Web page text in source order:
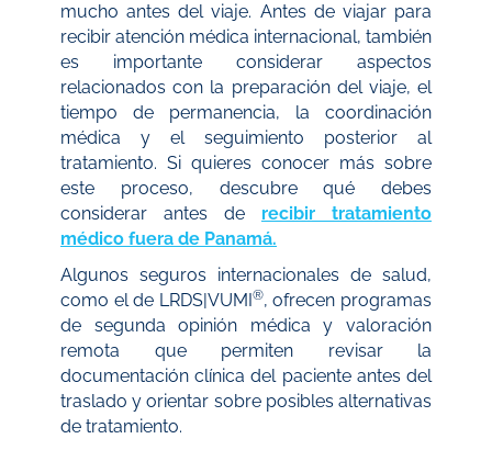
mucho antes del viaje. Antes de viajar para
recibir atención médica internacional, también
es importante considerar aspectos
relacionados con la preparación del viaje, el
tiempo de permanencia, la coordinación
médica y el seguimiento posterior al
tratamiento. Si quieres conocer más sobre
este proceso, descubre qué debes
considerar antes de recibir tratamiento
médico fuera de Panamá.
Algunos seguros internacionales de salud,
como el de LRDS|VUMI®, ofrecen programas
de segunda opinión médica y valoración
remota que permiten revisar la
documentación clínica del paciente antes del
traslado y orientar sobre posibles alternativas
de tratamiento.